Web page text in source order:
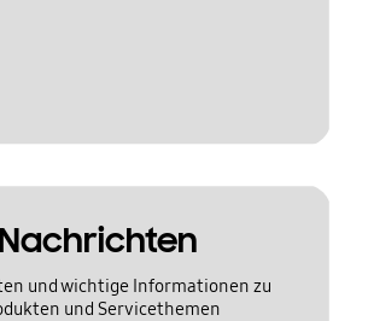
Nachrichten
und wichtige Informationen zu
und Servicethemen